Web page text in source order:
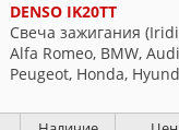
DENSO IK20TT
Свеча зажигания
Alfa Romeo, BMW,
Peugeot, Honda,
Subaru, Toyota, Opel,